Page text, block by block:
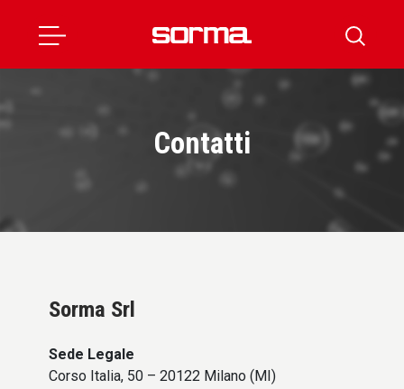
Contatti
Sorma Srl
Sede Legale
Corso Italia, 50 – 20122 Milano (MI)